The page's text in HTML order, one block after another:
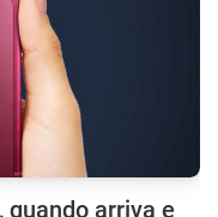
quando arriva e